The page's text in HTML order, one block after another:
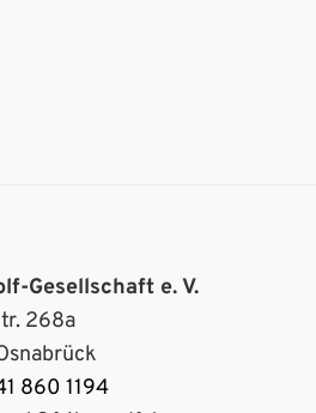
Gesellschaft e. V.
268a
860 1194